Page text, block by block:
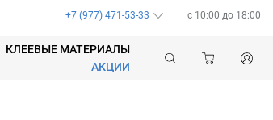
+7 (977) 471-53-33 c 10:00 до 18:00
КЛЕЕВЫЕ МАТЕРИАЛЫ
АКЦИИ